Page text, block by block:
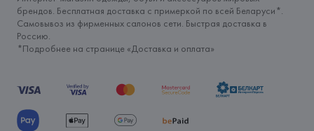
брендов. Бесплатная доставка с примеркой по всей Беларуси*.
Самовывоз из фирменных салонов сети. Быстрая доставка в
Россию.
*Подробнее на странице «Доставка и оплата»